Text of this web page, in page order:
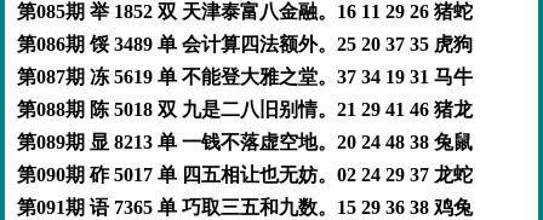
第085期 举 1852 双 天津泰富八金融。16 11 29 26 猪蛇
第086期 馁 3489 单 会计算四法额外。25 20 37 35 虎狗
第087期 冻 5619 单 不能登大雅之堂。37 34 19 31 马牛
第088期 陈 5018 双 九是二八旧别情。21 29 41 46 猪龙
第089期 显 8213 单 一钱不落虚空地。20 24 48 38 兔鼠
第090期 砟 5017 单 四五相让也无妨。02 24 29 37 龙蛇
第091期 语 7365 单 巧取三五和九数。15 29 36 38 鸡兔